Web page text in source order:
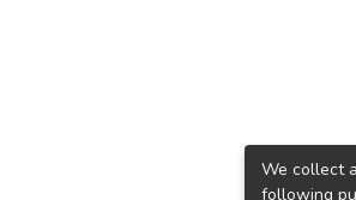
We collect
following